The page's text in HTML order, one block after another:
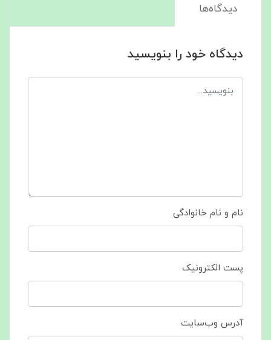
دیدگاه‌ها
دیدگاه خود را بنویسید
نام و نام خانوادگی
پست الکترونیک
آدرس وب‌سایت